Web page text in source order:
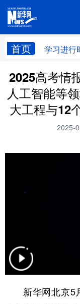
首页 学习进行
学习进行时
国际
台湾
学术中国
城市
彩票
2025高考情
人工智能等
大工程与12
2025-
新华网北京5